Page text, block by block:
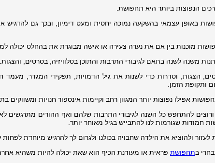
הנפוצות ביותר היא תחפושת.
באופן עצמאי בהשקעה נמוכה יחסית ומעט דימיון, ובכך גם להדגיש
מוכנות בין אם את נערה צעירה או אישה מבוגרת את בהחלט יכולה
משנה לשנה בתאם לגיבורי התרבות והתוכן בטלוויזיה, בסרטים, והצגות...
הצגות, וסדרות כדי לשנות את גיל הדמויות, תפקידי המגדר, מעמד
ותקופת הזמן.
אפילו נפוצות יותר המגוון רחב וקיימות אינספור חנויות ומשווקים
להתחפש כל השנה לגיבורי התרבות שלהם ואף ההורים מתרגשים
חמודות שגורמות לנו להתבייש בגיל מאוחר יותר.
לעזור ולהוציא את הילדה שחבויה בכולנו ולגרום לך להרגיש מיוחדת לפחות
בתחפושת פראית או מעודנת הכיף הוא שאת יכולה להיות משהיא